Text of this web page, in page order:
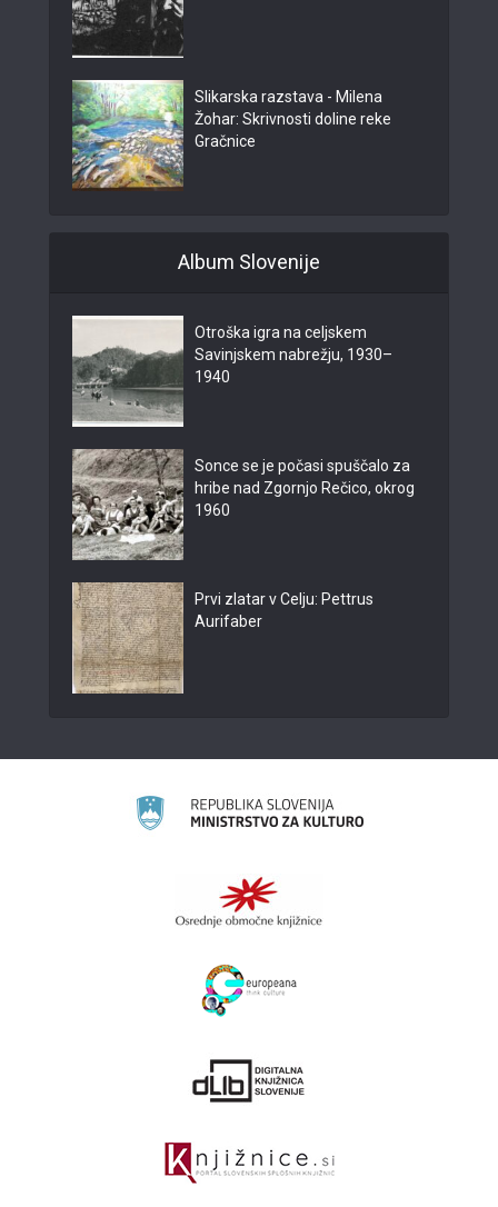
Slikarska razstava - Milena
Žohar: Skrivnosti doline reke
Gračnice
Album Slovenije
Otroška igra na celjskem
Savinjskem nabrežju, 1930–
1940
Sonce se je počasi spuščalo za
hribe nad Zgornjo Rečico, okrog
1960
Prvi zlatar v Celju: Pettrus
Aurifaber